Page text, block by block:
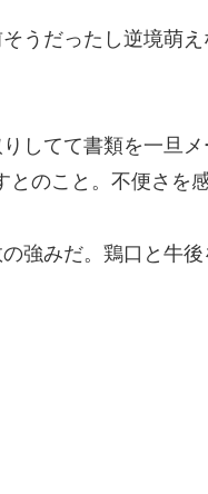
うだったし逆境萌
してて書類を一旦
のこと。不便さを
強みだ。鶏口と牛後